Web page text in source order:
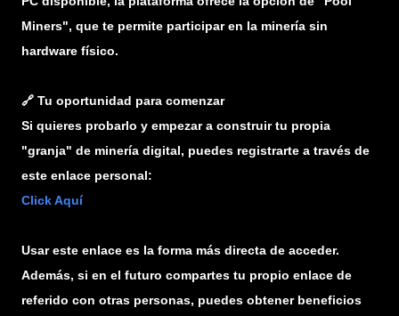
Miners", que te permite participar en la minería sin
hardware físico.
🔗 Tu oportunidad para comenzar
Si quieres probarlo y empezar a construir tu propia
"granja" de minería digital, puedes registrarte a través de
este enlace personal:
Click Aquí
Usar este enlace es la forma más directa de acceder.
Además, si en el futuro compartes tu propio enlace de
referido con otras personas, puedes obtener beneficios